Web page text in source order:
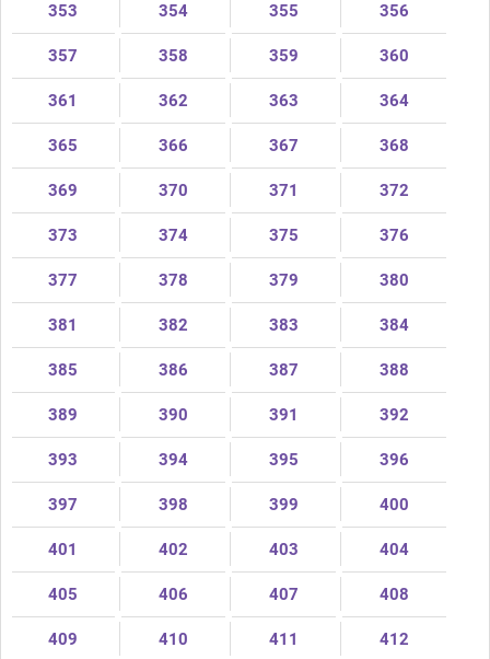
353 354 355 356
357 358 359 360
361 362 363 364
365 366 367 368
369 370 371 372
373 374 375 376
377 378 379 380
381 382 383 384
385 386 387 388
389 390 391 392
393 394 395 396
397 398 399 400
401 402 403 404
405 406 407 408
409 410 411 412